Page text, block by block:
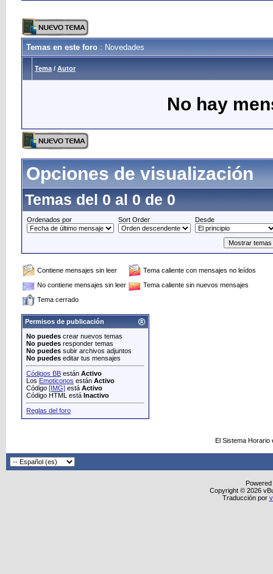
Temas en este foro : Novedades
Tema / Autor
No hay
Opciones de visualización
Temas del 0 al 0 de 0
Ordenados por Sort Order Desde
Contiene mensajes sin leer
Tema caliente con mensajes no leídos
No contiene mensajes sin leer
Tema caliente sin nuevos mensajes
Tema cerrado
Permisos de publicación
No puedes crear nuevos temas
No puedes responder temas
No puedes subir archivos adjuntos
No puedes editar tus mensajes
Códigos BB están Activo
Los Emoticonos están Activo
Código [IMG] está Activo
Código HTML está Inactivo
Reglas del foro
El Sistema
Copyright © 2026
Traducción por